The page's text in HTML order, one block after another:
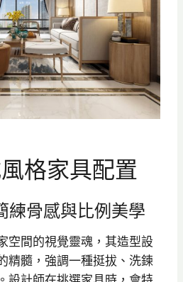
格家具配置
練骨感與比例美學
空間的視覺靈魂，其造型設
精髓，強調一種挺拔、洗鍊